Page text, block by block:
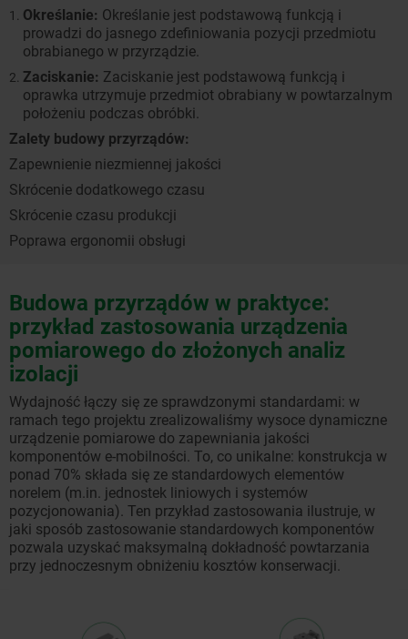
Określanie: Określanie jest podstawową funkcją i
prowadzi do jasnego zdefiniowania pozycji przedmiotu
obrabianego w przyrządzie.
Zaciskanie: Zaciskanie jest podstawową funkcją i
oprawka utrzymuje przedmiot obrabiany w powtarzalnym
położeniu podczas obróbki.
Zalety budowy przyrządów:
Zapewnienie niezmiennej jakości
Skrócenie dodatkowego czasu
Skrócenie czasu produkcji
Poprawa ergonomii obsługi
Budowa przyrządów w praktyce:
przykład zastosowania urządzenia
pomiarowego do złożonych analiz
izolacji
Wydajność łączy się ze sprawdzonymi standardami: w
ramach tego projektu zrealizowaliśmy wysoce dynamiczne
urządzenie pomiarowe do zapewniania jakości
komponentów e-mobilności. To, co unikalne: konstrukcja w
ponad 70% składa się ze standardowych elementów
norelem (m.in. jednostek liniowych i systemów
pozycjonowania). Ten przykład zastosowania ilustruje, w
jaki sposób zastosowanie standardowych komponentów
pozwala uzyskać maksymalną dokładność powtarzania
przy jednoczesnym obniżeniu kosztów konserwacji.